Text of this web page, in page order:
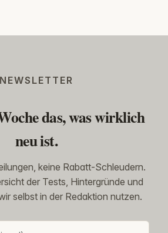
NEWSLETTER
das, was wirklich
neu ist.
keine Rabatt-Schleudern.
der Tests, Hintergründe und
selbst in der Redaktion nutzen.